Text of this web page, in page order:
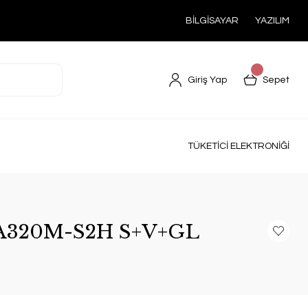
BİLGİSAYAR YAZILIM
Giriş Yap Sepet
TÜKETİCİ ELEKTRONİĞİ
S2H S+V+GL